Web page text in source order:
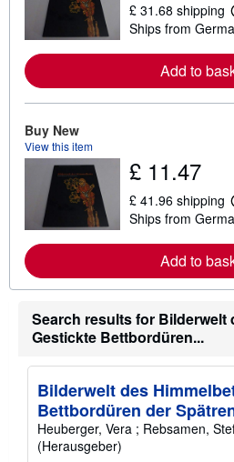
£ 31.68 shipping
Ships from
Add to
Buy New
View this item
£ 11.47
£ 41.96 shipping
Ships from
Add to
Search results for Bilderwelt
Gestickte Bettbordüren...
Bilderwelt des
Bettbordüren der
Heuberger, Vera ; Rebsamen,
(Herausgeber)